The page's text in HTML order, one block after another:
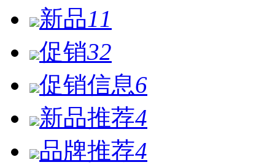
新品11
促销32
促销信息6
新品推荐4
品牌推荐4